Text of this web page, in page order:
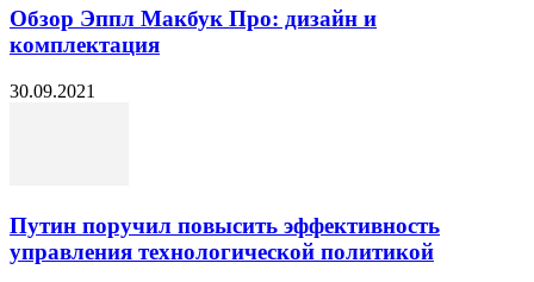
Обзор Эппл Макбук Про: дизайн и
комплектация
30.09.2021
Путин поручил повысить эффективность
управления технологической политикой